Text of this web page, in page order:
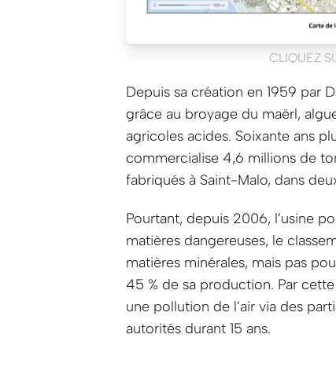
CLIQUEZ
Depuis sa création en 1959 par
grâce au broyage du maërl,
agricoles acides. Soixante ans
commercialise 4,6 millions de
fabriqués à Saint-Malo, dans
Pourtant, depuis 2006, l’usine
matières dangereuses, le
matières minérales, mais pas
45 % de sa production. Par
une pollution de l’air via des
autorités durant 15 ans.